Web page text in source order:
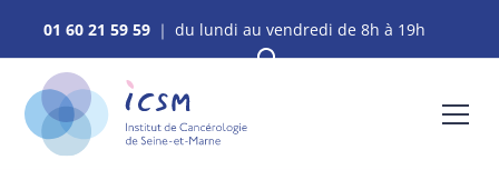
01 60 21 59 59｜ du lundi au vendredi de 8h à 19h